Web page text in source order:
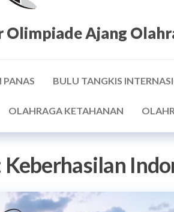
Olimpiade Ajang
BULU TANGKIS
OLAHRAGA KETAHANAN
Keberhasilan